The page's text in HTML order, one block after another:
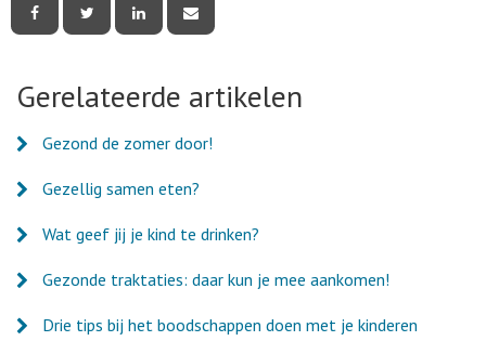
deze deze deze deze
mail
Gerelateerde artikelen
Gezond de zomer door!
Gezellig samen eten?
Wat geef jij je kind te drinken?
Gezonde traktaties: daar kun je mee aankomen!
Drie tips bij het boodschappen doen met je kinderen